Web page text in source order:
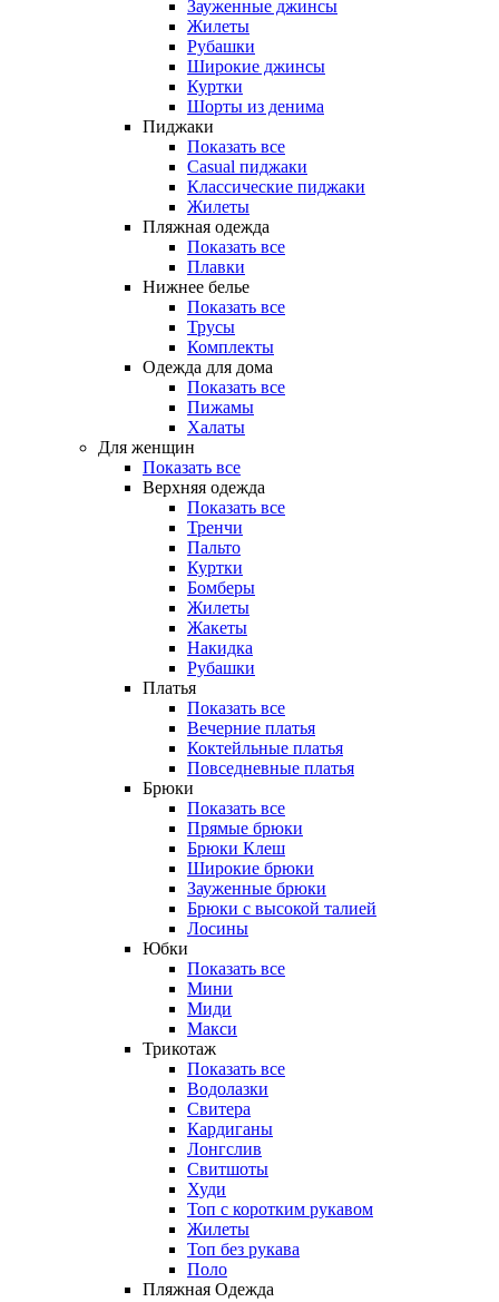
Зауженные джинсы
Жилеты
Рубашки
Широкие джинсы
Куртки
Шорты из денима
Пиджаки
Показать все
Casual пиджаки
Классические пиджаки
Жилеты
Пляжная одежда
Показать все
Плавки
Нижнее белье
Показать все
Трусы
Комплекты
Одежда для дома
Показать все
Пижамы
Халаты
Для женщин
Показать все
Верхняя одежда
Показать все
Тренчи
Пальто
Куртки
Бомберы
Жилеты
Жакеты
Накидка
Рубашки
Платья
Показать все
Вечерние платья
Коктейльные платья
Повседневные платья
Брюки
Показать все
Прямые брюки
Брюки Клеш
Широкие брюки
Зауженные брюки
Брюки с высокой талией
Лосины
Юбки
Показать все
Мини
Миди
Макси
Трикотаж
Показать все
Водолазки
Свитера
Кардиганы
Лонгслив
Свитшоты
Худи
Топ с коротким рукавом
Жилеты
Топ без рукава
Поло
Пляжная Одежда